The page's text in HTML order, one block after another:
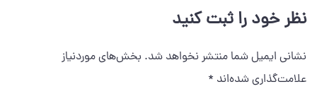
نظر خود را ثبت کنید
نشانی ایمیل شما منتشر نخواهد شد. بخش‌های موردنیاز
علامت‌گذاری شده‌اند *